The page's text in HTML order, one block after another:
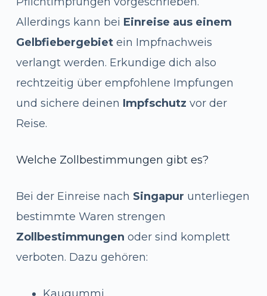
Allerdings kann bei Einreise aus einem
Gelbfiebergebietein Impfnachweis
verlangt werden. Erkundige dich also
rechtzeitig über empfohlene Impfungen
und sichere deinen Impfschutz vor der
Reise.
Welche Zollbestimmungen gibt es?
Bei der Einreise nach Singapur unterliegen
bestimmte Waren strengen
Zollbestimmungen oder sind komplett
verboten. Dazu gehören: